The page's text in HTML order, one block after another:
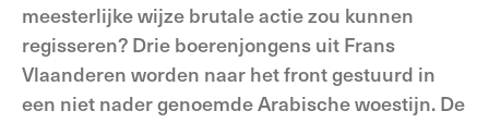
meesterlijke wijze brutale actie zou kunnen
regisseren? Drie boerenjongens uit Frans
Vlaanderen worden naar het front gestuurd in
een niet nader genoemde Arabische woestijn. De